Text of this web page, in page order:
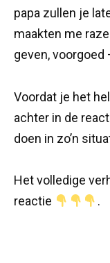
papa zullen je
maakten me
geven, voorgoed
Voordat je het
achter in de
doen in zo’n
Het volledige
reactie
.